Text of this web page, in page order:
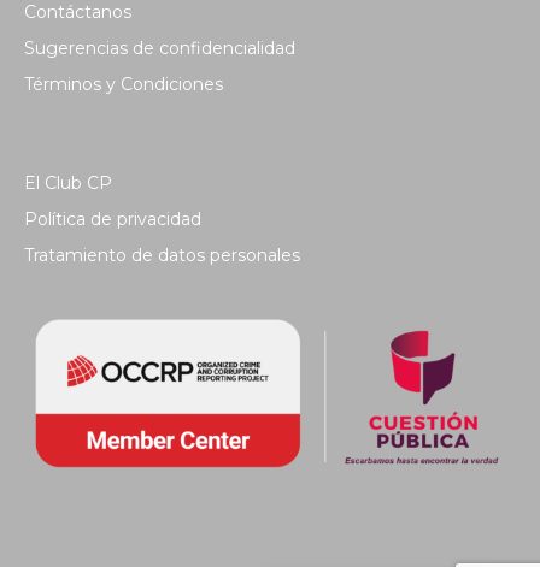
Contáctanos
Sugerencias de confidencialidad
Términos y Condiciones
El Club CP
Política de privacidad
Tratamiento de datos personales